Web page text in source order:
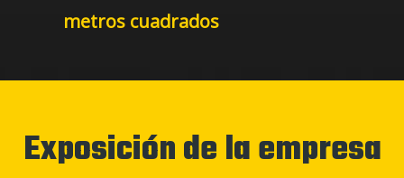
metros cuadrados
Exposición de la empresa